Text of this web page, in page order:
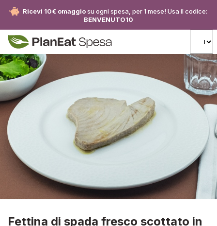
Ricevi 10€ omaggiosu ogni spesa, per 1 mese! Usa il codice:
BENVENUTO10
Fettina di spada fresco scottato in